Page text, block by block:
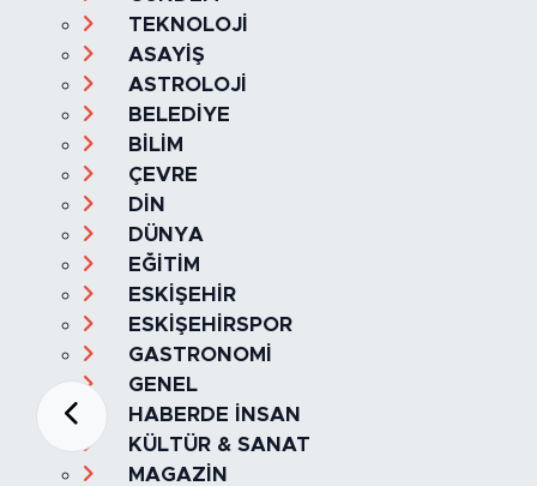
TEKNOLOJİ
ASAYİŞ
ASTROLOJİ
BELEDİYE
BİLİM
ÇEVRE
DİN
DÜNYA
EĞİTİM
ESKİŞEHİR
ESKİŞEHİRSPOR
GASTRONOMİ
GENEL
HABERDE İNSAN
KÜLTÜR & SANAT
MAGAZİN